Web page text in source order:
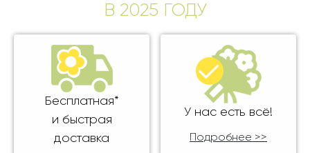
В 2025 ГОДУ
Бесплатная*
и быстрая
доставка
У нас есть всё!
Подробнее >>